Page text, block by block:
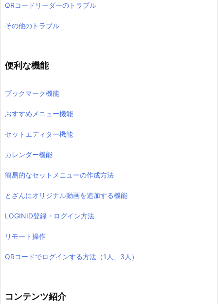
QRコードリーダーのトラブル
その他のトラブル
便利な機能
ブックマーク機能
おすすめメニュー機能
セットエディター機能
カレンダー機能
簡易的なセットメニューの作成方法
とざんにオリジナル動画を追加する機能
LOGINID登録・ログイン方法
リモート操作
QRコードでログインする方法（1人、3人）
コンテンツ紹介